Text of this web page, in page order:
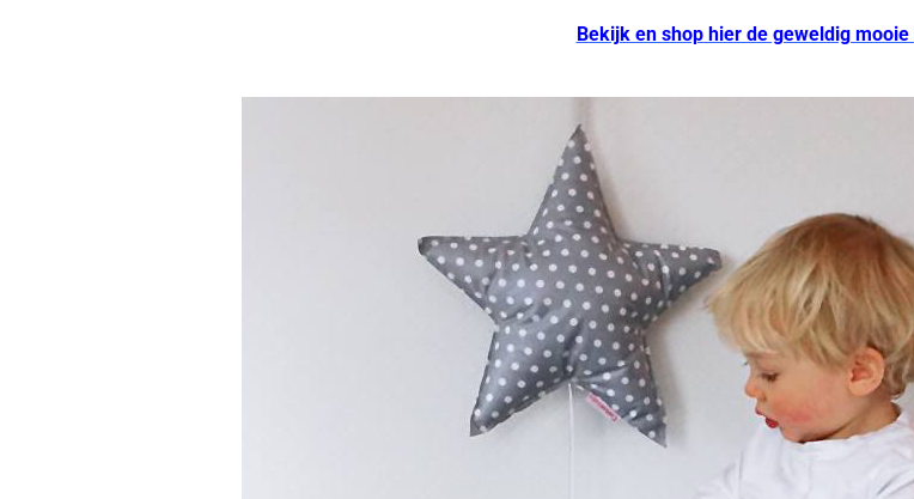
Bekijk en shop hier de geweldig